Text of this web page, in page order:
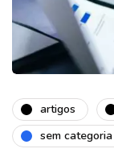
artigos
sem categoria